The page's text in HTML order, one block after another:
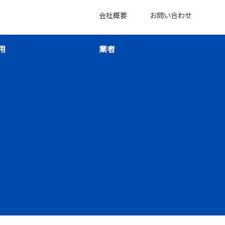
会社概要 お問い合わせ
業者